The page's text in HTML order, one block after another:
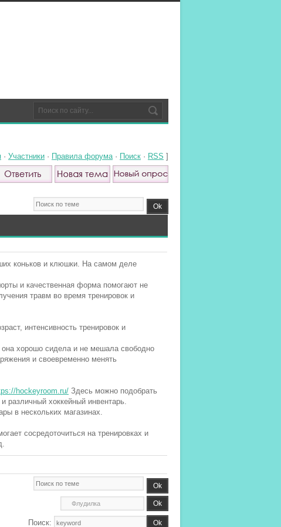
· Участники · Правила форума· Поиск · RSS ]
коньков и клюшки. На самом деле
и качественная форма помогают не
травм во время тренировок и
интенсивность тренировок и
хорошо сидела и не мешала свободно
и своевременно менять
hockeyroom.ru/ Здесь можно подобрать
различный хоккейный инвентарь.
в нескольких магазинах.
сосредоточиться на тренировках и
Поиск: